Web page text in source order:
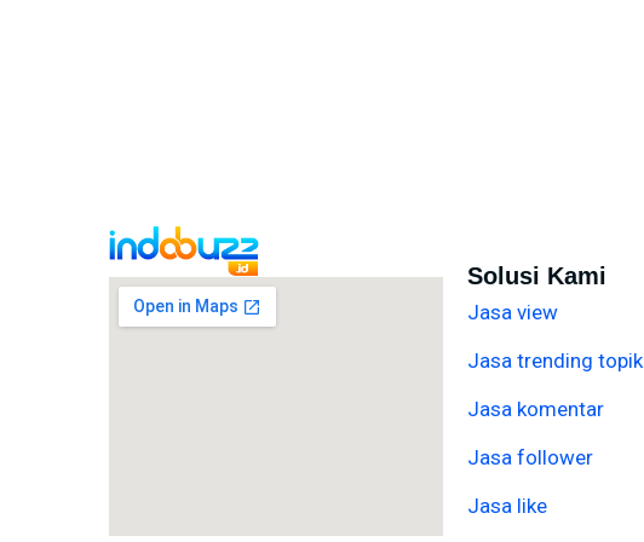
Solusi Kami
Jasa view
Jasa trending topik
Jasa komentar
Jasa follower
Jasa like